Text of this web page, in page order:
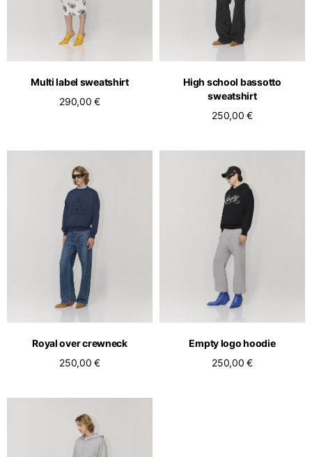
Multi label sweatshirt
290,00 €
High school bassotto
sweatshirt
250,00 €
Royal over crewneck
250,00 €
Empty logo hoodie
250,00 €